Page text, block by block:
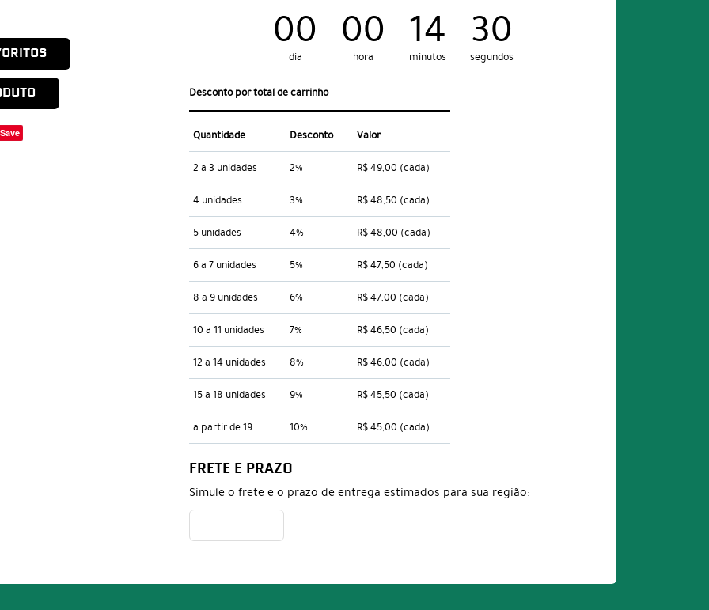
Save
00
dia 00
hora 14
minutos 29
segundos
Desconto por total de carrinho
Quantidade Desconto Valor
2 a 3 unidades 2% R$ 49,00 (cada)
4 unidades 3% R$ 48,50 (cada)
5 unidades 4% R$ 48,00 (cada)
6 a 7 unidades 5% R$ 47,50 (cada)
8 a 9 unidades 6% R$ 47,00 (cada)
10 a 11 unidades 7% R$ 46,50 (cada)
12 a 14 unidades 8% R$ 46,00 (cada)
15 a 18 unidades 9% R$ 45,50 (cada)
a partir de 19 10% R$ 45,00 (cada)
FRETE E PRAZO
Simule o frete e o prazo de entrega estimados para sua região: